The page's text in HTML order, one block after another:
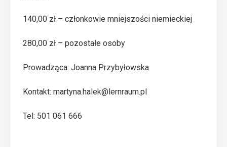
140,00 zł – członkowie mniejszości niemieckiej
280,00 zł – pozostałe osoby
Prowadząca: Joanna Przybyłowska
Kontakt: martyna.halek@lernraum.pl
Tel: 501 061 666